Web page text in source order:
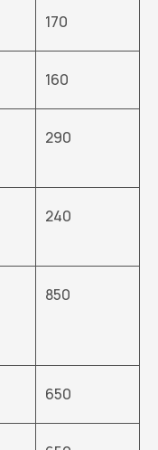
170
160
290
240
850
650